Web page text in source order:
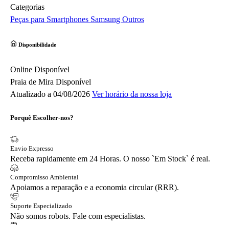
Categorias
Peças para Smartphones Samsung Outros
Disponibilidade
Online Disponível
Praia de Mira Disponível
Atualizado a 04/08/2026 Ver horário da nossa loja
Porquê Escolher-nos?
Envio Expresso
Receba rapidamente em 24 Horas. O nosso `Em Stock` é real.
Compromisso Ambiental
Apoiamos a reparação e a economia circular (RRR).
Suporte Especializado
Não somos robots. Fale com especialistas.